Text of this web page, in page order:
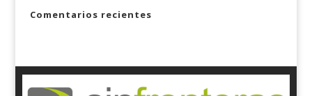
Comentarios recientes